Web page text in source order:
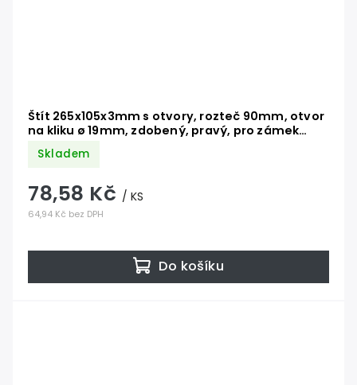
Štít 265x105x3mm s otvory, rozteč 90mm, otvor
na kliku ø 19mm, zdobený, pravý, pro zámek
Skladem
64,94 Kč bez DPH
78,58 Kč / KS
Do košíku